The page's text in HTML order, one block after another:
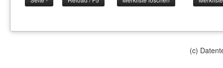
(c)